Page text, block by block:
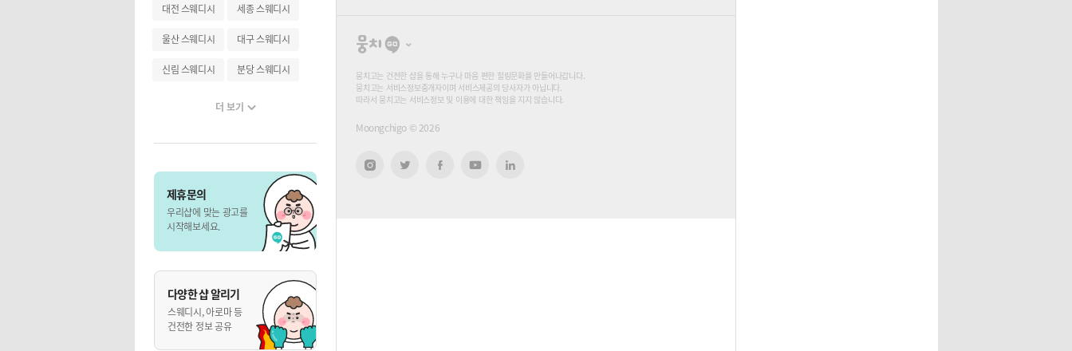
대전 스웨디시 세종 스웨디시
울산 스웨디시 대구 스웨디시
신림 스웨디시 분당 스웨디시
더 보기
제휴문의
우리샵에 맞는 광고를
시작해보세요.
다양한 샵 알리기
스웨디시, 아로마 등
건전한 정보 공유
뭉
고
뭉치고는 건전한 샵을 통해 누구나 마음 편한 힐링문화를 만들어나갑니다.
뭉치고는 서비스정보중개자이며 서비스제공의 당사자가 아닙니다.
따라서 뭉치고는 서비스정보 및 이용에 대한 책임을 지지 않습니다.
Moongchigo © 2026